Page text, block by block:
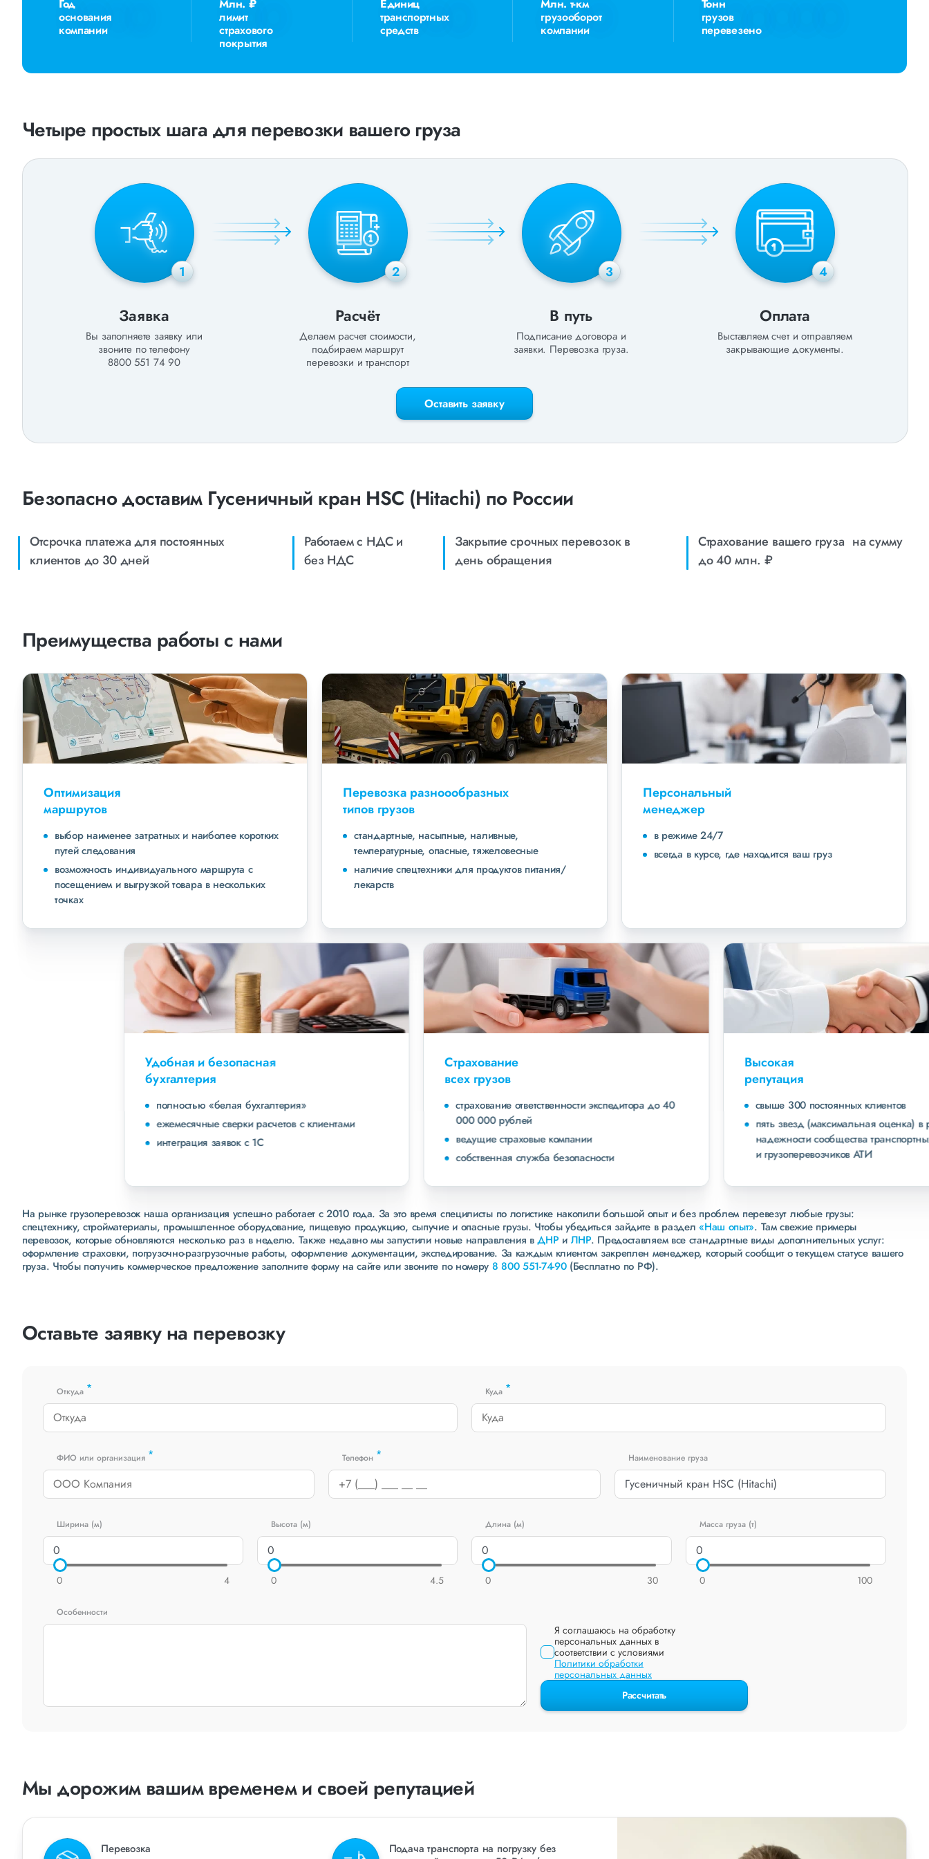
Год
основания
компании
Млн. ₽
лимит
страхового
покрытия
Единиц
транспортных
средств
Млн. т-км
грузооборот
компании
Тонн
грузов
перевезено
Четыре простых шага для перевозки вашего груза
1
Заявка
Вы заполняете заявку или
звоните по телефону
8800 551 74 90
2
Расчёт
Делаем расчет стоимости,
подбираем маршрут
перевозки и транспорт
3
В путь
Подписание договора и
заявки. Перевозка груза.
4
Оплата
Выставляем счет и отправляем
закрывающие документы.
Оставить заявку
Безопасно доставим Гусеничный кран HSC (Hitachi) по России
Отсрочка платежа для постоянных
клиентов до 30 дней
Работаем с НДС и
без НДС
Закрытие срочных перевозок в
день обращения
Страхование вашего груза на сумму
до 40 млн. ₽
Преимущества работы с нами
Оптимизация
маршрутов
выбор наименее затратных и наиболее коротких
путей следования
возможность индивидуального маршрута с
посещением и выгрузкой товара в нескольких
точках
Перевозка разноообразных
типов грузов
стандартные, насыпные, наливные,
температурные, опасные, тяжеловесные
наличие спецтехники для продуктов питания/
лекарств
Персональный
менеджер
в режиме 24/7
всегда в курсе, где находится ваш груз
Удобная и безопасная
полностью «белая бухгалтерия»
ежемесячные сверки расчетов с клиентами
интеграция заявок с 1С
страхование ответственности экспедитора до 40
000 000 рублей
ведущие страховые компании
собственная служба безопасности
свыше 300 постоянных клиентов
пять звезд (максимальная оценка) в рейтинге
надежности сообщества транспортных компаний
и грузоперевозчиков АТИ
На рынке грузоперевозок наша организация успешно работает с 2010 года. За это время специлисты по логистике накопили большой опыт и без проблем перевезут любые грузы:
спецтехнику, стройматериалы, промышленное оборудование, пищевую продукцию, сыпучие и опасные грузы. Чтобы убедиться зайдите в раздел«Наш опыт». Там свежие примеры
перевозок, которые обновляются несколько раз в неделю. Также недавно мы запустили новые направления вДНР и ЛНР. Предоставляем все стандартные виды дополнительных услуг:
оформление страховки, погрузочно-разгрузочные работы, оформление документации, экспедирование. За каждым клиентом закреплен менеджер, который сообщит о текущем статусе вашего
груза. Чтобы получить коммерческое предложение заполните форму на сайте или звоните по номеру 8 800 551-74-90(Бесплатно по РФ).
Оставьте заявку на перевозку
Откуда * Куда *
ФИО или организация * Телефон * Наименование груза
Ширина (м)
0 4
Высота (м)
0 4.5
Длина (м)
0 30
Масса груза (т)
0 100
Особенности
Я соглашаюсь на обработку
персональных данных в
соответствии с условиями
Политики обработки
персональных данных
Рассчитать
Мы дорожим вашим временем и своей репутацией
Перевозка
Подача транспорта на погрузку без